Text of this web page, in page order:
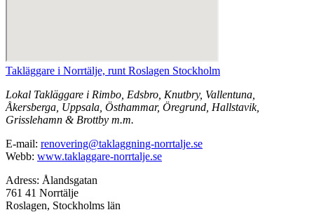
Takläggare i Norrtälje, runt Roslagen Stockholm
Lokal Takläggare i Rimbo, Edsbro, Knutbry, Vallentuna,
Åkersberga, Uppsala, Östhammar, Öregrund, Hallstavik,
Grisslehamn & Brottby m.m.
E-mail: renovering@taklaggning-norrtalje.se
Webb: www.taklaggare-norrtalje.se
Adress: Ålandsgatan
761 41 Norrtälje
Roslagen, Stockholms län